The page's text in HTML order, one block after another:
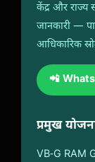
केंद्र और राज्य
जानकारी —
आधिकारिक
📲
प्रमुख
VB-G RAM